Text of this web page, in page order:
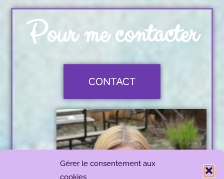
Gérer le consentement aux
cookies
Pour me contacter
CONTACT